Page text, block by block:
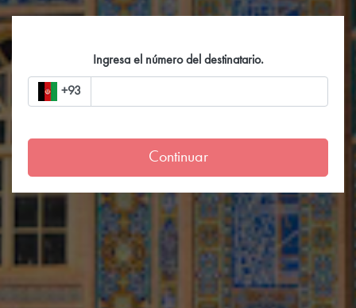
Ingresa el número del destinatario.
+93
Continuar